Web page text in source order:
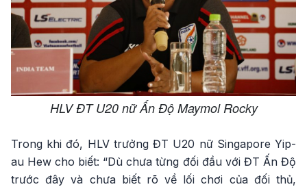
HLV ĐT U20 nữ Ấn Độ Maymol Rocky
Trong khi đó, HLV trưởng ĐT U20 nữ Singapore Yip-
au Hew cho biết: “Dù chưa từng đối đầu với ĐT Ấn Độ
trước đây và chưa biết rõ về lối chơi của đối thủ,